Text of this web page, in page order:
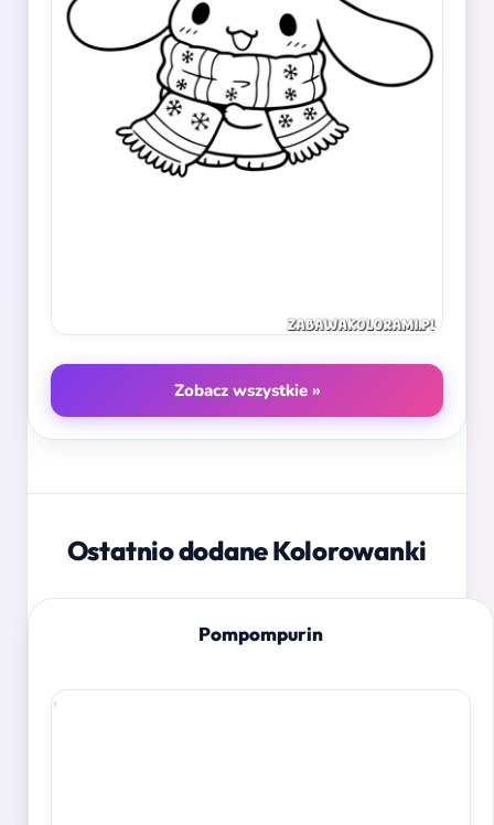
Zobacz wszystkie »
Ostatnio dodane Kolorowanki
Pompompurin